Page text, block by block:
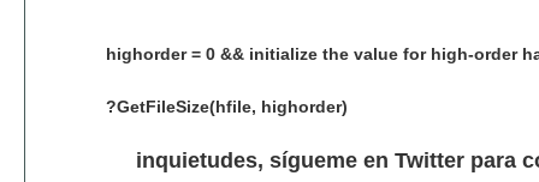
highorder = 0 && initialize the value for high-order
?GetFileSize(hfile, highorder)
inquietudes, sígueme en Twitter para